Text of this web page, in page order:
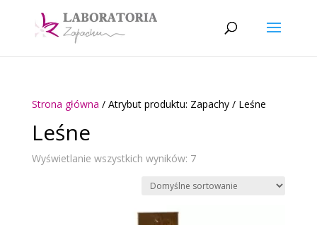
Strona główna / Atrybut produktu: Zapachy / Leśne
Leśne
Wyświetlanie wszystkich wyników: 7